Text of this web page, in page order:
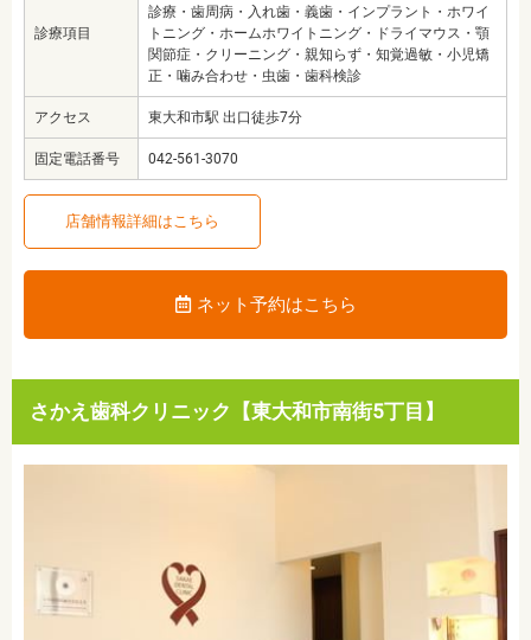
診療項目
診療・歯周病・入れ歯・義歯・インプラント・ホワイ
トニング・ホームホワイトニング・ドライマウス・顎
関節症・クリーニング・親知らず・知覚過敏・小児矯
正・噛み合わせ・虫歯・歯科検診
アクセス 東大和市駅 出口徒歩7分
固定電話番号 042-561-3070
店舗情報詳細はこちら
ネット予約はこちら
さかえ歯科クリニック【東大和市南街5丁目】